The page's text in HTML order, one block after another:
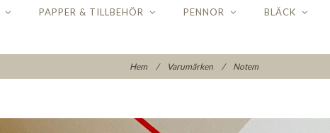
PAPPER & TILLBEHÖR PENNOR BLÄCK
Hem / Varumärken / Notem